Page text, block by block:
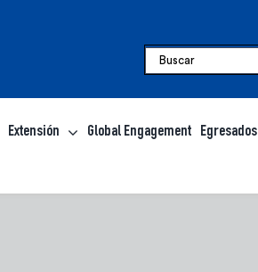
Buscar:
Extensión Global Engagement Egresados